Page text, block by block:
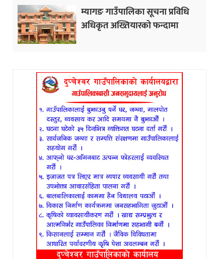
म्यागङ गाउँपालिका सूचना प्रविधि
अधिकृत अख्तियारको फन्दामा